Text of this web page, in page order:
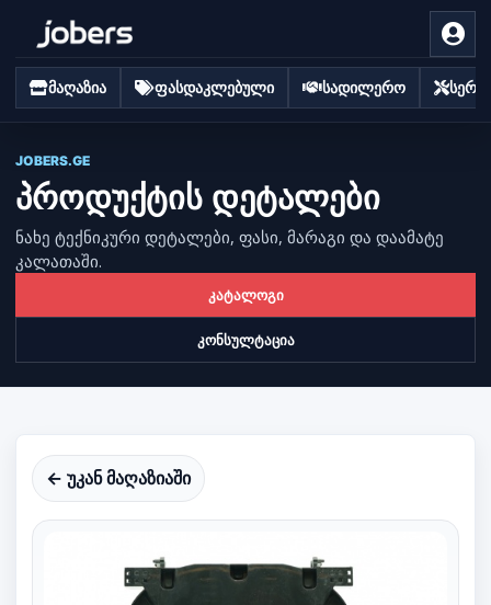
მაღაზია ფასდაკლებული სადილერო
JOBERS.GE
პროდუქტის დეტალები
ნახე ტექნიკური დეტალები, ფასი, მარაგი და დაამატე
კალათაში.
კატალოგი
კონსულტაცია
← უკან მაღაზიაში